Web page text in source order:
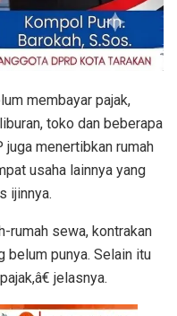
membayar pajak,
toko dan beberapa
juga menertibkan rumah
usaha lainnya yang
ijinnya.
rumah sewa, kontrakan
belum punya. Selain itu
jelasnya.